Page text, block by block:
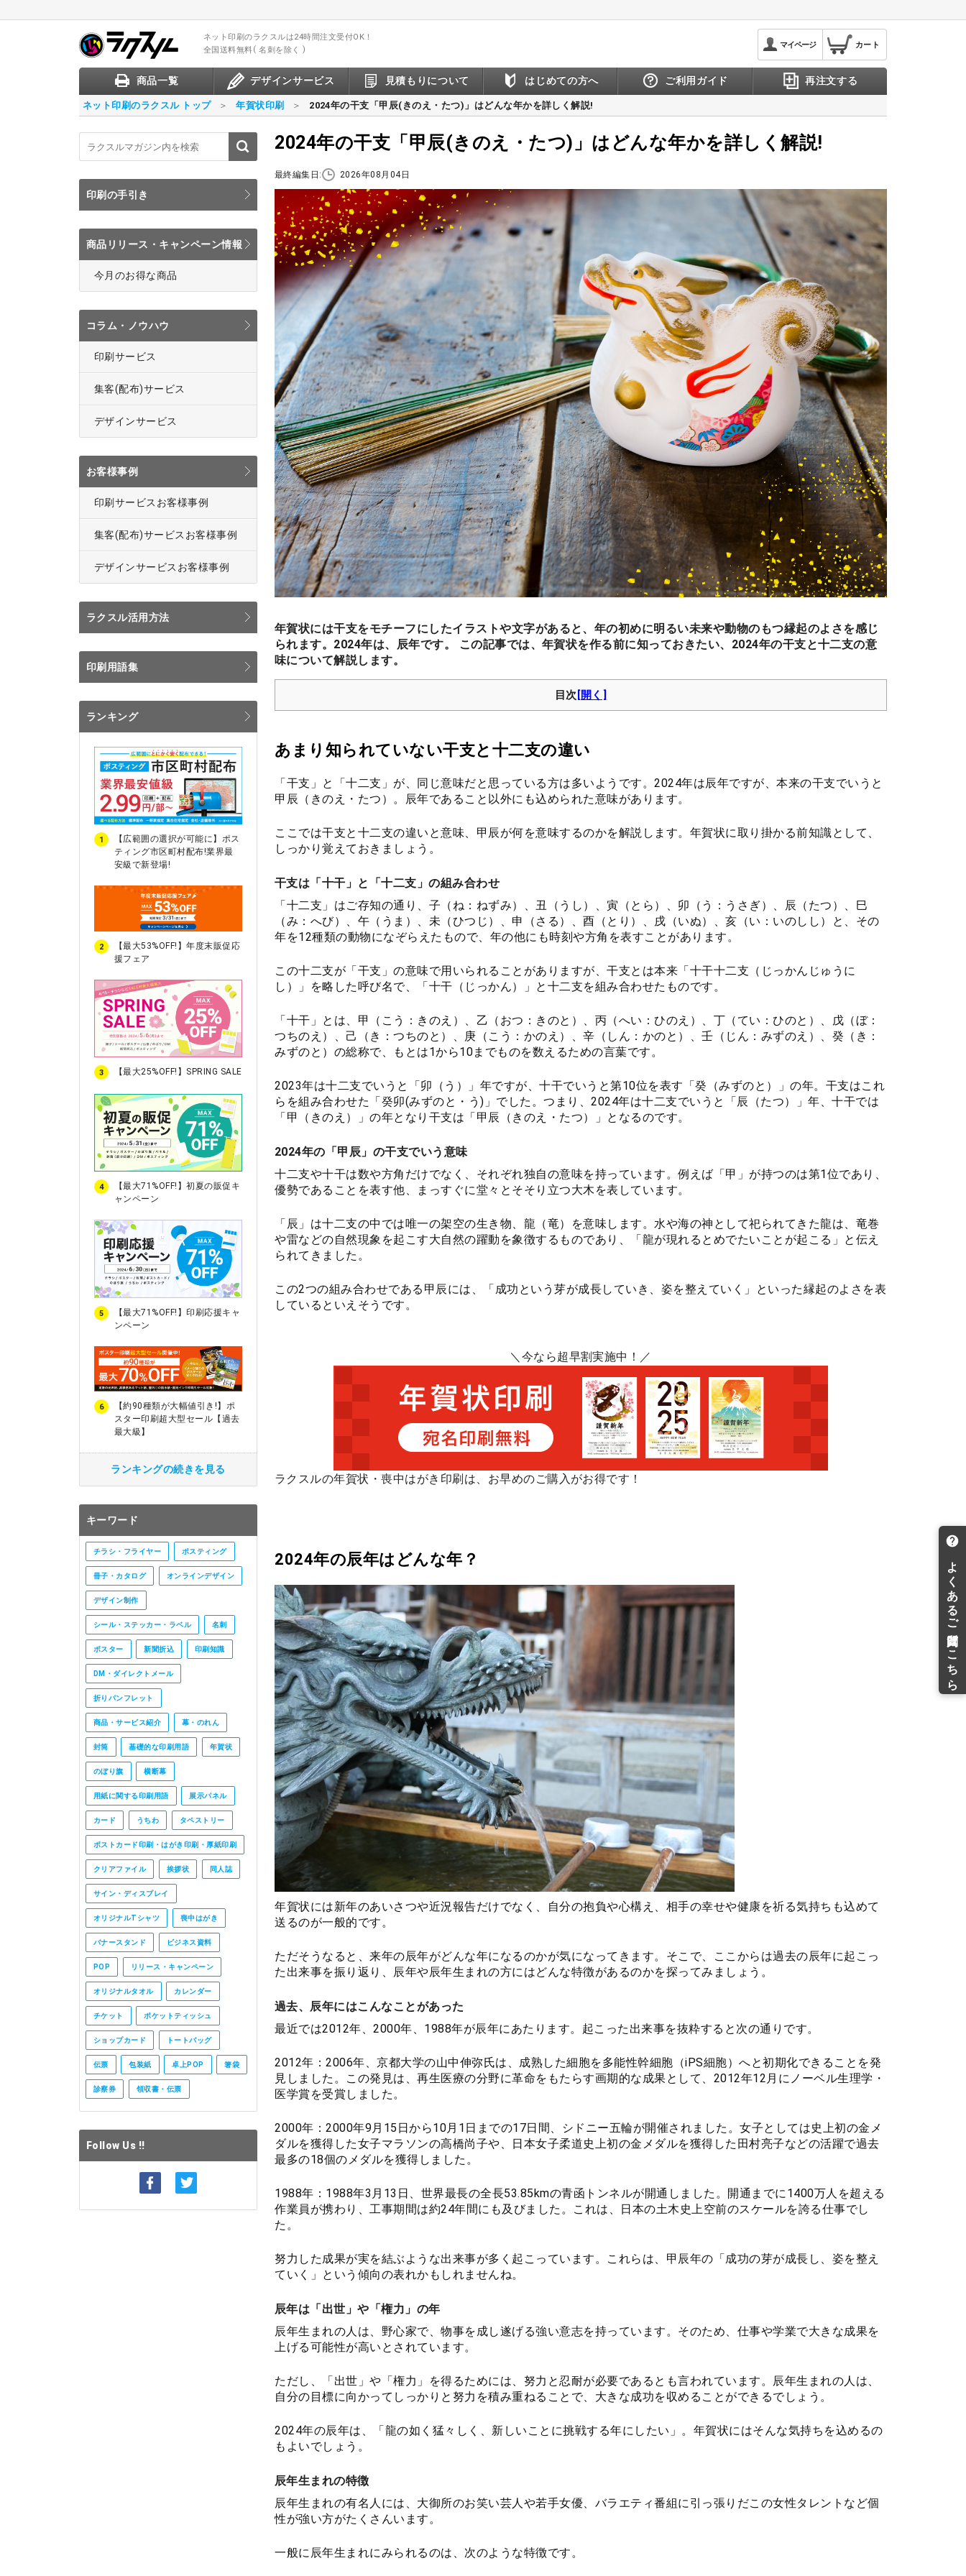
ネット印刷のラクスルは24時間注文受付OK！
全国送料無料
名刺を除く
マイページ カート
商品一覧 デザインサービス 見積もりについて はじめての方へ ご利用ガイド 再注文する
ネット印刷のラクスル トップ 年賀状印刷 2024年の干支「甲辰(きのえ・たつ)」はどんな年かを詳しく解説!
印刷の手引き
商品リリース・キャンペーン情報
今月のお得な商品
コラム・ノウハウ
印刷サービス
集客(配布)サービス
デザインサービス
お客様事例
印刷サービスお客様事例
集客(配布)サービスお客様事例
デザインサービスお客様事例
ラクスル活用方法
印刷用語集
ランキング
1
【広範囲の選択が可能に】ポス
ティング市区町村配布!業界最
安級で新登場!
2
【最大53%OFF!】年度末販促応
援フェア
3 【最大25%OFF!】SPRING SALE
4
【最大71%OFF!】初夏の販促キ
ャンペーン
5
【最大71%OFF!】印刷応援キャ
ンペーン
6
【約90種類が大幅値引き!】ポ
スター印刷超大型セール【過去
最大級】
ランキングの続きを見る
キーワード
チラシ・フライヤー ポスティング
冊子・カタログ オンラインデザイン
デザイン制作
シール・ステッカー・ラベル 名刺
ポスター 新聞折込 印刷知識
DM・ダイレクトメール
折りパンフレット
商品・サービス紹介 幕・のれん
封筒 基礎的な印刷用語 年賀状
のぼり旗 横断幕
用紙に関する印刷用語 展示パネル
カード うちわ タペストリー
ポストカード印刷・はがき印刷・厚紙印刷
クリアファイル 挨拶状 同人誌
サイン・ディスプレイ
オリジナルTシャツ 喪中はがき
バナースタンド ビジネス資料
POP リリース・キャンペーン
オリジナルタオル カレンダー
チケット ポケットティッシュ
ショップカード トートバッグ
伝票 包装紙 卓上POP 箸袋
診察券 領収書・伝票
Follow Us !!
2024年の干支「甲辰(きのえ・たつ)」はどんな年かを詳しく解説!
最終編集日: 2026年08月04日
年賀状には干支をモチーフにしたイラストや文字があると、年の初めに明るい未来や動物のもつ縁起のよさを感じ
られます。2024年は、辰年です。 この記事では、年賀状を作る前に知っておきたい、2024年の干支と十二支の意
味について解説します。
目次
あまり知られていない干支と十二支の違い
「干支」と「十二支」が、同じ意味だと思っている方は多いようです。2024年は辰年ですが、本来の干支でいうと
甲辰（きのえ・たつ）。辰年であること以外にも込められた意味があります。
ここでは干支と十二支の違いと意味、甲辰が何を意味するのかを解説します。年賀状に取り掛かる前知識として、
しっかり覚えておきましょう。
干支は「十干」と「十二支」の組み合わせ
「十二支」はご存知の通り、子（ね：ねずみ）、丑（うし）、寅（とら）、卯（う：うさぎ）、辰（たつ）、巳
（み：へび）、午（うま）、未（ひつじ）、申（さる）、酉（とり）、戌（いぬ）、亥（い：いのしし）と、その
年を12種類の動物になぞらえたもので、年の他にも時刻や方角を表すことがあります。
この十二支が「干支」の意味で用いられることがありますが、干支とは本来「十干十二支（じっかんじゅうに
し）」を略した呼び名で、「十干（じっかん）」と十二支を組み合わせたものです。
「十干」とは、甲（こう：きのえ）、乙（おつ：きのと）、丙（へい：ひのえ）、丁（てい：ひのと）、戊（ぼ：
つちのえ）、己（き：つちのと）、庚（こう：かのえ）、辛（しん：かのと）、壬（じん：みずのえ）、癸（き：
みずのと）の総称で、もとは1から10までものを数えるための言葉です。
2023年は十二支でいうと「卯（う）」年ですが、十干でいうと第10位を表す「癸（みずのと）」の年。干支はこれ
らを組み合わせた「癸卯(みずのと・う)」でした。つまり、2024年は十二支でいうと「辰（たつ）」年、十干では
「甲（きのえ）」の年となり干支は「甲辰（きのえ・たつ）」となるのです。
2024年の「甲辰」の干支でいう意味
十二支や十干は数や方角だけでなく、それぞれ独自の意味を持っています。例えば「甲」が持つのは第1位であり、
優勢であることを表す他、まっすぐに堂々とそそり立つ大木を表しています。
「辰」は十二支の中では唯一の架空の生き物、龍（竜）を意味します。水や海の神として祀られてきた龍は、竜巻
や雷などの自然現象を起こす大自然の躍動を象徴するものであり、「龍が現れるとめでたいことが起こる」と伝え
られてきました。
この2つの組み合わせである甲辰には、「成功という芽が成長していき、姿を整えていく」といった縁起のよさを表
しているといえそうです。
＼今なら超早割実施中！／
ラクスルの年賀状・喪中はがき印刷は、お早めのご購入がお得です！
2024年の辰年はどんな年？
年賀状には新年のあいさつや近況報告だけでなく、自分の抱負や心構え、相手の幸せや健康を祈る気持ちも込めて
送るのが一般的です。
ただそうなると、来年の辰年がどんな年になるのかが気になってきます。そこで、ここからは過去の辰年に起こっ
た出来事を振り返り、辰年や辰年生まれの方にはどんな特徴があるのかを探ってみましょう。
過去、辰年にはこんなことがあった
最近では2012年、2000年、1988年が辰年にあたります。起こった出来事を抜粋すると次の通りです。
2012年：2006年、京都大学の山中伸弥氏は、成熟した細胞を多能性幹細胞（iPS細胞）へと初期化できることを発
見しました。この発見は、再生医療の分野に革命をもたらす画期的な成果として、2012年12月にノーベル生理学・
医学賞を受賞しました。
2000年：2000年9月15日から10月1日までの17日間、シドニー五輪が開催されました。女子としては史上初の金メ
ダルを獲得した女子マラソンの高橋尚子や、日本女子柔道史上初の金メダルを獲得した田村亮子などの活躍で過去
最多の18個のメダルを獲得しました。
1988年：1988年3月13日、世界最長の全長53.85kmの青函トンネルが開通しました。開通までに1400万人を超える
作業員が携わり、工事期間は約24年間にも及びました。これは、日本の土木史上空前のスケールを誇る仕事でし
た。
努力した成果が実を結ぶような出来事が多く起こっています。これらは、甲辰年の「成功の芽が成長し、姿を整え
ていく」という傾向の表れかもしれませんね。
辰年は「出世」や「権力」の年
辰年生まれの人は、野心家で、物事を成し遂げる強い意志を持っています。そのため、仕事や学業で大きな成果を
上げる可能性が高いとされています。
ただし、「出世」や「権力」を得るためには、努力と忍耐が必要であるとも言われています。辰年生まれの人は、
自分の目標に向かってしっかりと努力を積み重ねることで、大きな成功を収めることができるでしょう。
2024年の辰年は、「龍の如く猛々しく、新しいことに挑戦する年にしたい」。年賀状にはそんな気持ちを込めるの
もよいでしょう。
辰年生まれの特徴
辰年生まれの有名人には、大御所のお笑い芸人や若手女優、バラエティ番組に引っ張りだこの女性タレントなど個
性が強い方がたくさんいます。
一般に辰年生まれにみられるのは、次のような特徴です。